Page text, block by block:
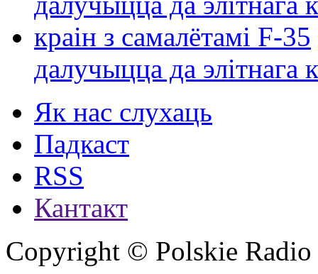
далучыцца да элітнага
Як нас слухаць
Падкаст
RSS
Кантакт
Copyright © Polskie